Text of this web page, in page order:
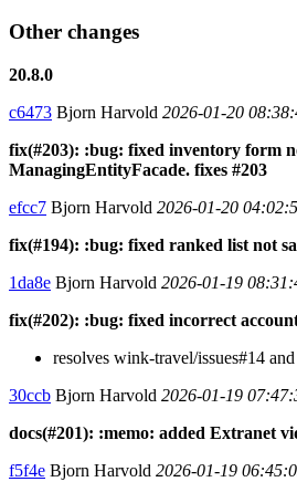
Other changes
20.8.0
c6473 Bjorn Harvold 2026-01-20
fix(#203): :bug: fixed inventory form
ManagingEntityFacade. fixes #203
efcc7 Bjorn Harvold 2026-01-20
fix(#194): :bug: fixed ranked list not
1da8e Bjorn Harvold 2026-01-19
fix(#202): :bug: fixed incorrect
resolves wink-travel/issues#14
30ccb Bjorn Harvold 2026-01-19
docs(#201): :memo: added Extranet
f5f4e Bjorn Harvold 2026-01-19